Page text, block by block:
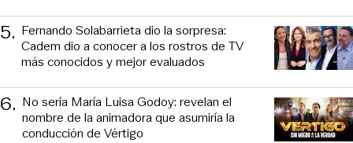
5. Fernando Solabarrieta dio la sorpresa:
Cadem dio a conocer a los rostros de TV
más conocidos y mejor evaluados
6. No sería María Luisa Godoy: revelan el
nombre de la animadora que asumiría la
conducción de Vértigo